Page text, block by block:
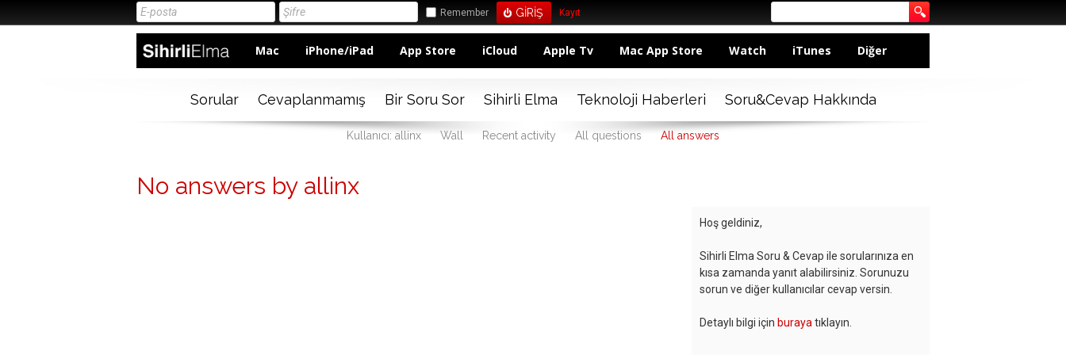
Remember Kayıt
Mac iPhone/iPad App Store iCloud Apple Tv Mac App Store Watch iTunes Diğer
Sorular Cevaplanmamış Bir Soru Sor Sihirli Elma Teknoloji Haberleri Soru&Cevap Hakkında
Kullanıcı: allinx Wall Recent activity All questions All answers
No answers by allinx
Hoş geldiniz,
Sihirli Elma Soru & Cevap ile sorularınıza en
kısa zamanda yanıt alabilirsiniz. Sorunuzu
sorun ve diğer kullanıcılar cevap versin.
Detaylı bilgi için buraya tıklayın.